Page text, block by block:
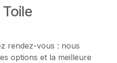
rendez-vous : nous
options et la meilleure